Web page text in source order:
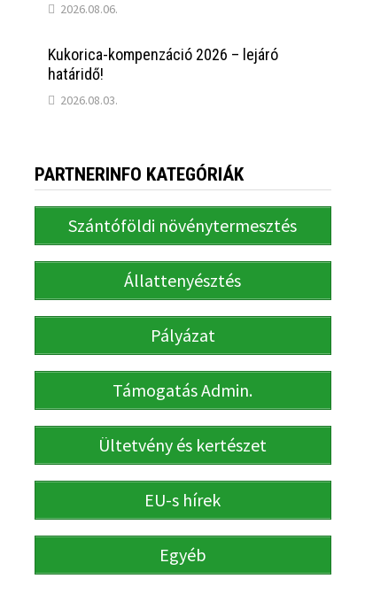
2026.08.06.
Kukorica-kompenzáció 2026 – lejáró
határidő!
2026.08.03.
PARTNERINFO KATEGÓRIÁK
Szántóföldi növénytermesztés
Állattenyésztés
Pályázat
Támogatás Admin.
Ültetvény és kertészet
EU-s hírek
Egyéb